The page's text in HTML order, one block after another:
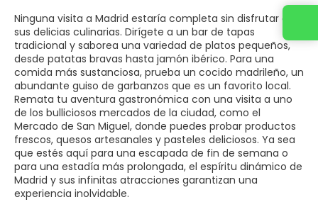
Ninguna visita a Madrid estaría completa sin disfrutar de
sus delicias culinarias. Dirígete a un bar de tapas
tradicional y saborea una variedad de platos pequeños,
desde patatas bravas hasta jamón ibérico. Para una
comida más sustanciosa, prueba un cocido madrileño, un
abundante guiso de garbanzos que es un favorito local.
Remata tu aventura gastronómica con una visita a uno
de los bulliciosos mercados de la ciudad, como el
Mercado de San Miguel, donde puedes probar productos
frescos, quesos artesanales y pasteles deliciosos. Ya sea
que estés aquí para una escapada de fin de semana o
para una estadía más prolongada, el espíritu dinámico de
Madrid y sus infinitas atracciones garantizan una
experiencia inolvidable.